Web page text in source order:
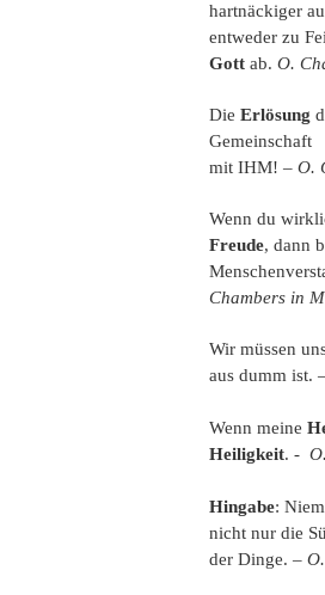
hartnäckiger
entweder zu
Gott ab.O.
DieErlösung
Gemeinschaft
mit IHM! –O.
Wenn du
Freude, dann
Chambers in
Wir müssen
aus dumm ist.
Wenn meine
Heiligkeit. -
Hingabe:
nicht nur die
der Dinge. –